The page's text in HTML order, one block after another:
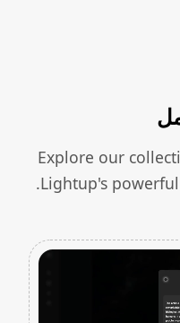
Explore our
Lightup's